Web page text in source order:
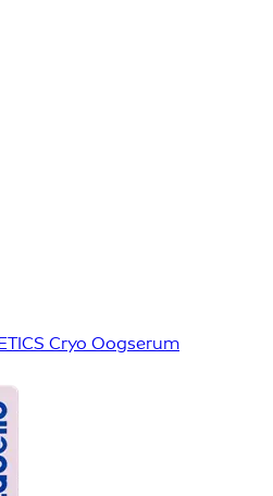
Cryo Oogserum